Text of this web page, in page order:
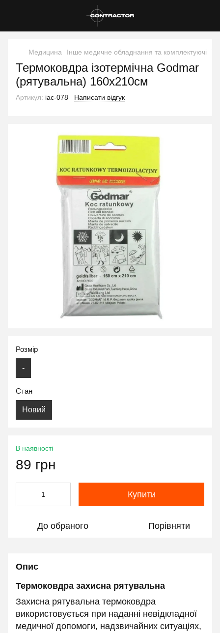
Медицина Інше медичне обладнання та комплектуючі
Термоковдра ізотермічна Godmar
(рятувальна) 160х210см
Артикул: iac-078 Написати відгук
Розмір
-
Стан
Новий
В наявності
89 грн
Купити
До обраного Порівняти
Опис
Термоковдра захисна рятувальна
Захисна рятувальна термоковдра
використовується при наданні невідкладної
медичної допомоги, надзвичайних ситуаціях,